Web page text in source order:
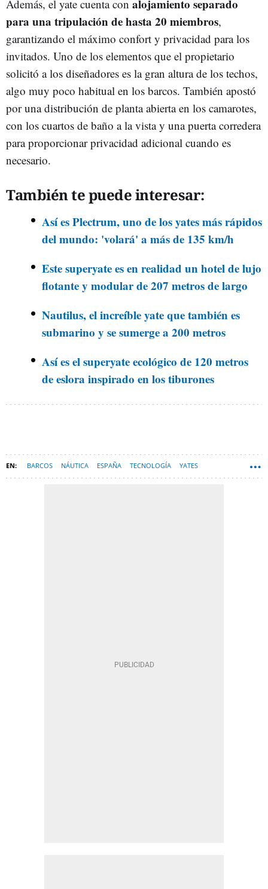
Además, el yate cuenta con alojamiento separado
para una tripulación de hasta 20 miembros,
garantizando el máximo confort y privacidad para los
invitados. Uno de los elementos que el propietario
solicitó a los diseñadores es la gran altura de los techos,
algo muy poco habitual en los barcos. También apostó
por una distribución de planta abierta en los camarotes,
con los cuartos de baño a la vista y una puerta corredera
para proporcionar privacidad adicional cuando es
necesario.
También te puede interesar:
Así es Plectrum, uno de los yates más rápidos
del mundo: 'volará' a más de 135 km/h
Este superyate es en realidad un hotel de lujo
flotante y modular de 207 metros de largo
Nautilus, el increíble yate que también es
submarino y se sumerge a 200 metros
Así es el superyate ecológico de 120 metros
de eslora inspirado en los tiburones
BARCOS NÁUTICA ESPAÑA TECNOLOGÍA YATES